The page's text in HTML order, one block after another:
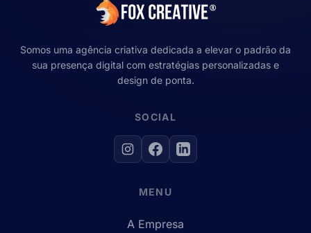
Somos uma agência criativa dedicada a elevar o padrão da
sua presença digital com estratégias personalizadas e
design de ponta.
SOCIAL
MENU
A Empresa